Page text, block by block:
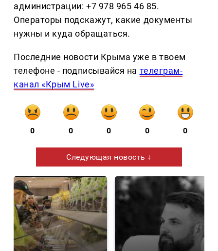
администрации: +7 978 965 46 85.
Операторы подскажут, какие документы
нужны и куда обращаться.
Последние новости Крыма уже в твоем
телефоне - подписывайся на телеграм-
канал «Крым Live»
0 0 0 0 0
Следующая новость ↓